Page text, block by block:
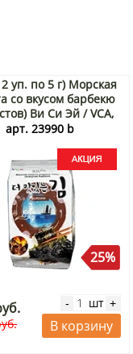
уп. по 5 г) Морская
со вкусом барбекю
Ви Си Эй / VCA,
5 г х 12 шт. Акция
арт. 23990 b
25%
- шт +
В корзину